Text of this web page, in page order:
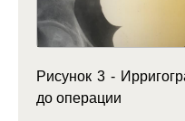
Рисунок 3 -
до операции